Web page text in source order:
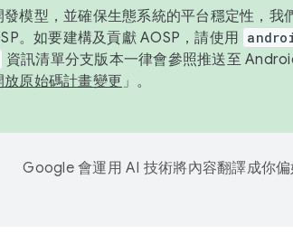
模型，並確保生態系統的平台穩定性，
。如要建構及貢獻 AOSP，請使用
資訊清單分支版本一律會參照推送至
原始碼計畫變更 」。
Google 會運用 AI 技術將內容翻譯成你偏